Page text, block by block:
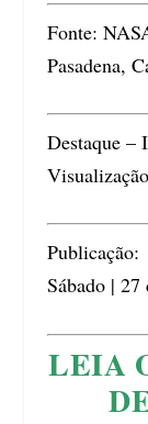
Fonte:
Pasadena,
Destaque –
Publicação:
Sábado |
LEIA